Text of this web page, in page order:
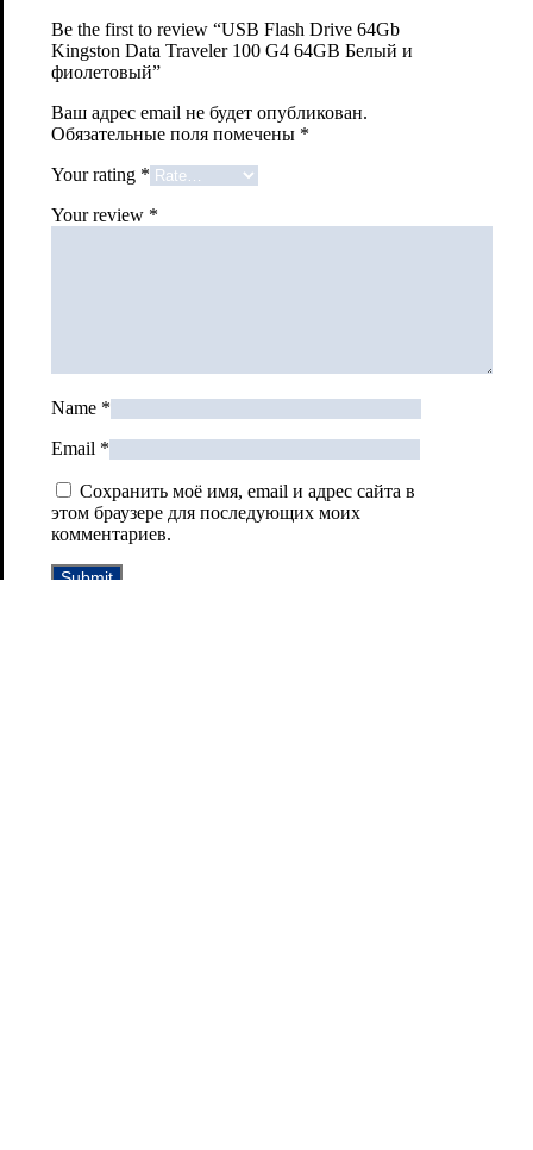
Be the first to review “USB Flash Drive 64Gb
Kingston Data Traveler 100 G4 64GB Белый и
фиолетовый”
Ваш адрес email не будет опубликован.
Обязательные поля помечены *
Your rating *
Your review *
Name *
Email *
Сохранить моё имя, email и адрес сайта в
этом браузере для последующих моих
комментариев.